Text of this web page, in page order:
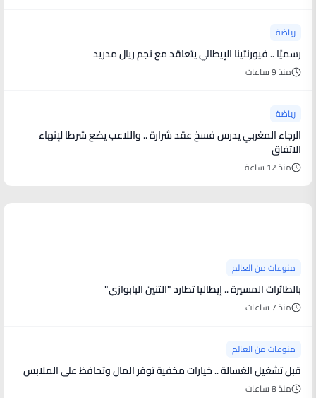
رياضة
رسميًا .. فيورنتينا الإيطالي يتعاقد مع نجم ريال مدريد
منذ 9 ساعات
رياضة
الرجاء المغربي يدرس فسخ عقد شرارة .. واللاعب يضع شرطا لإنهاء
الاتفاق
منذ 12 ساعة
منوعات من العالم
بالطائرات المسيرة .. إيطاليا تطارد "التنين البابوازي"
منذ 7 ساعات
منوعات من العالم
قبل تشغيل الغسالة .. خيارات مخفية توفر المال وتحافظ على الملابس
منذ 8 ساعات